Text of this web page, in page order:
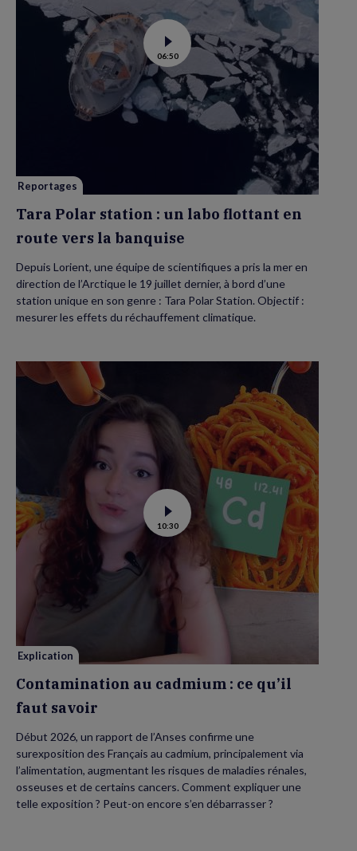
Voir
la
vidéo
de
Tara
Polar
station
:
la
06:50
Reportages
Tara Polar station : un labo flottant en
route vers la banquise
Depuis Lorient, une équipe de scientifiques a pris la mer en
direction de l’Arctique le 19 juillet dernier, à bord d’une
station unique en son genre : Tara Polar Station. Objectif :
mesurer les effets du réchauffement climatique.
Voir
la
vidéo
Contamination
au
cadmium :
ce
savoir
10:30
Explication
Contamination au cadmium : ce qu’il
faut savoir
Début 2026, un rapport de l’Anses confirme une
surexposition des Français au cadmium, principalement via
l’alimentation, augmentant les risques de maladies rénales,
osseuses et de certains cancers. Comment expliquer une
telle exposition ? Peut-on encore s’en débarrasser ?